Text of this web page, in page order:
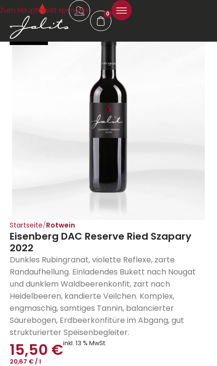
Zum Hauptinhalt springen 0
92 Falstaff
Startseite Rotwein
Eisenberg DAC Reserve Ried Szapary
2022
Dunkles Rubingranat, violette Reflexe, zarte
Randaufhellung. Einladendes Bukett nach Nougat
und dunklem Waldbeerenkonfit, zart nach
Heidelbeeren, kandierte Veilchen. Komplex,
engmaschig, samtiges Tannin, balancierter
Säurebogen, Erdbeerkonfitüre im Abgang, gut
strukturierter Speisenbegleiter.
15,50 €inkl. 13 % MwSt.
20,67 € / l